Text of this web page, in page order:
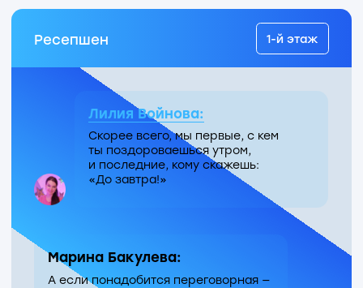
Территория для
вашего вдохновения